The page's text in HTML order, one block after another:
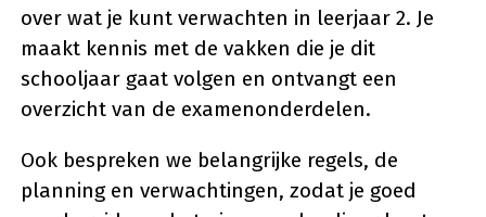
over wat je kunt verwachten in leerjaar 2. Je
maakt kennis met de vakken die je dit
schooljaar gaat volgen en ontvangt een
overzicht van de examenonderdelen.
Ook bespreken we belangrijke regels, de
planning en verwachtingen, zodat je goed